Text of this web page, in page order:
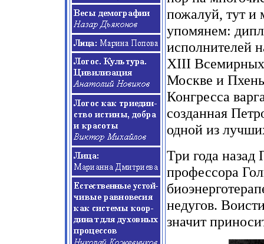
пожалуй, тут и
упомянем:
исполнителей
XIII Всемирных
Москве и
Конгресса
созданная
одной из
Три года назад
профессора
недугов.
значит